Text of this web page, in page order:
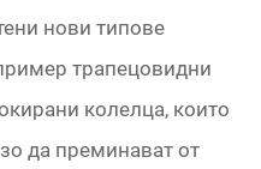
нови типове
трапецовидни
колелца, които
да преминават от